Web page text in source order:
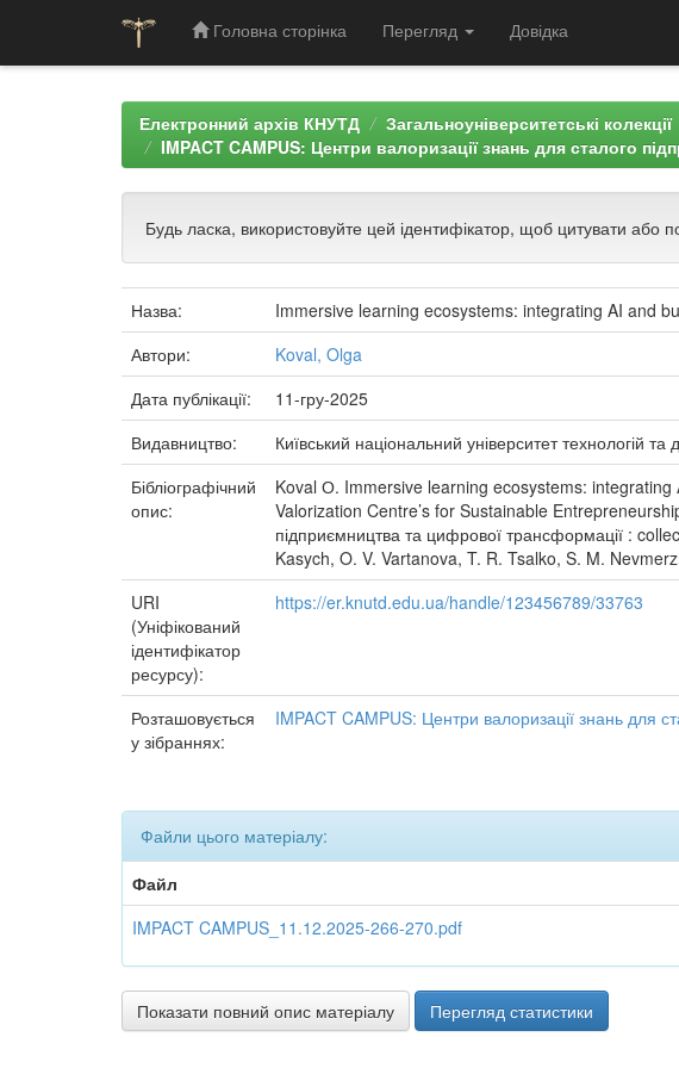
Головна сторінка Перегляд Довідка
Електронний архів КНУТД Загальноуніверситетські колекції
IMPACT CAMPUS: Центри валоризації знань для сталого
Будь ласка, використовуйте цей ідентифікатор, щоб цитувати або
Назва:
Immersive learning ecosystems: integrating AI and
Автори:
Koval, Olga
Дата публікації:
11-гру-2025
Видавництво:
Київський національний університет технологій та
Бібліографічний
опис:
Koval О. Immersive learning ecosystems:
Valorization Centre’s for Sustainable
підприємництва та цифрової трансформації :
Kasych, O. V. Vartanova, T. R. Tsalko, S. M.
URI
(Уніфікований
ідентифікатор
ресурсу):
https://er.knutd.edu.ua/handle/123456789/33763
Розташовується
у зібраннях:
IMPACT CAMPUS: Центри валоризації знань для
Файли цього матеріалу:
Файл
IMPACT CAMPUS_11.12.2025-266-270.pdf
Показати повний опис матеріалу Перегляд статистики